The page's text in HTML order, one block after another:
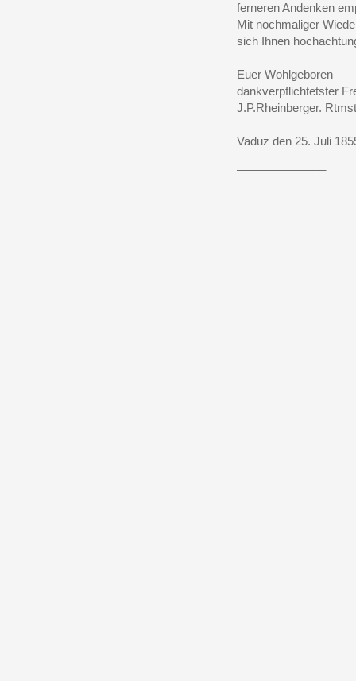
ferneren Andenken
Mit nochmaliger
sich Ihnen
Euer Wohlgeboren
dankverpflichtetster
J.P.Rheinberger.
Vaduz den 25. Juli